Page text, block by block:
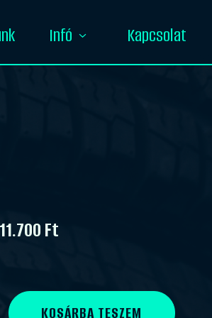
Infó Kapcsolat
Ft
KOSÁRBA TESZEM